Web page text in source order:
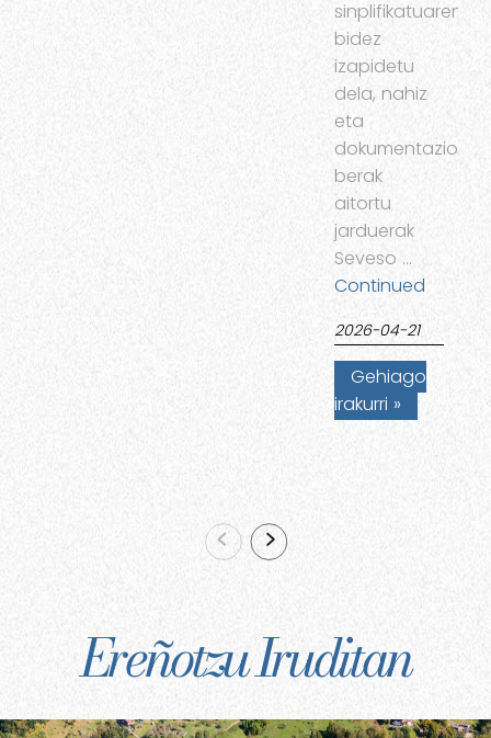
sinplifikatuaren
bidez
izapidetu
dela, nahiz
eta
dokumentazioak
berak
aitortu
jarduerak
Seveso …
Continued
2026-04-21
Gehiago
irakurri
Ereñotzu Iruditan